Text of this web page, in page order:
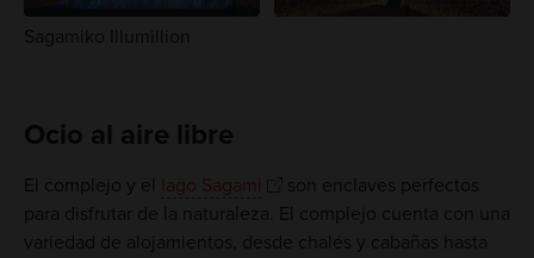
Sagamiko Illumillion
Ocio al aire libre
El complejo y el lago Sagami
son enclaves perfectos
para disfrutar de la naturaleza. El complejo cuenta con una
variedad de alojamientos, desde chalés y cabañas hasta